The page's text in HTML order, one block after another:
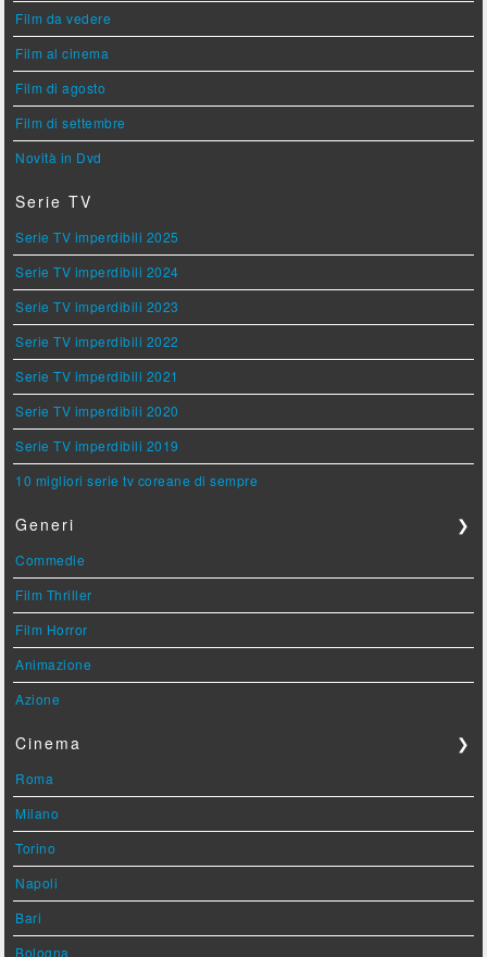
Film da vedere
Film al cinema
Film di agosto
Film di settembre
Novità in Dvd
Serie TV
Serie TV imperdibili 2025
Serie TV imperdibili 2024
Serie TV imperdibili 2023
Serie TV imperdibili 2022
Serie TV imperdibili 2021
Serie TV imperdibili 2020
Serie TV imperdibili 2019
10 migliori serie tv coreane di sempre
Generi ❯
Commedie
Film Thriller
Film Horror
Animazione
Azione
Cinema ❯
Roma
Milano
Torino
Napoli
Bari
Bologna